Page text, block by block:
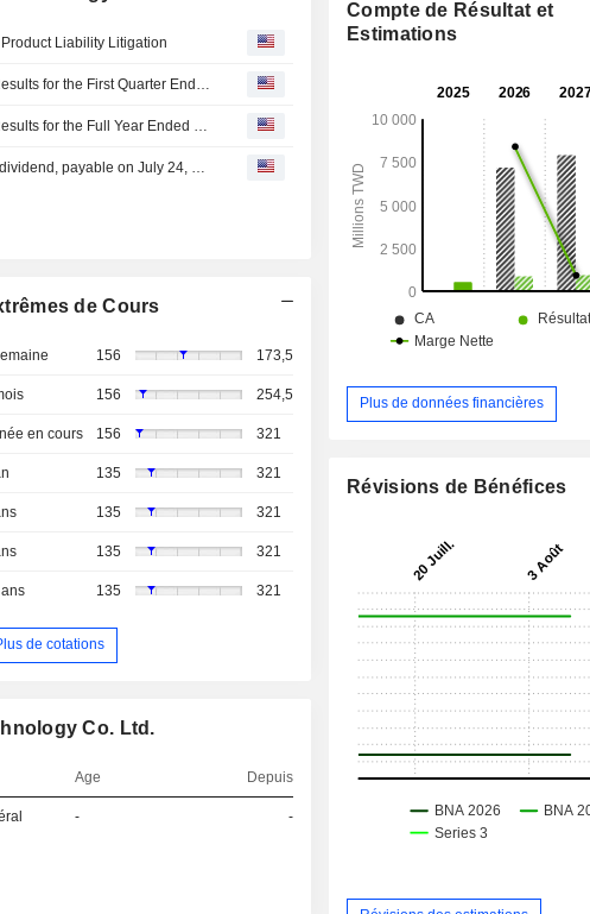
Liability Litigation
de Cours
156 173,5
156 254,5
en cours 156 321
135 321
135 321
135 321
135 321
de cotations
Co. Ltd.
Age Depuis
- -
Compte de Résultat et
Estimations
Plus de données financières
Révisions de Bénéfices